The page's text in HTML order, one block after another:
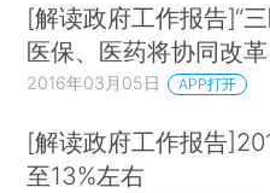
[解读政府工作报告]“
医保、医药将协同改革
2016年03月05日 APP打开
[解读政府工作报告
至13%左右